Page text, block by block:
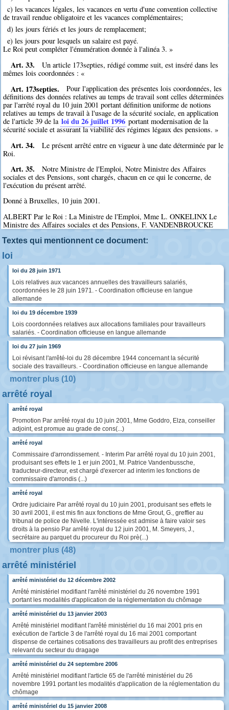
c) les vacances légales, les vacances en vertu d'une convention collective
de travail rendue obligatoire et les vacances complémentaires;
d) les jours fériés et les jours de remplacement;
e) les jours pour lesquels un salaire est payé.
Le Roi peut compléter l'énumération donnée à l'alinéa 3. »
Art. 33.
Un article 173septies, rédigé comme suit, est inséré dans les
mêmes lois coordonnées : «
Art. 173septies.
Pour l'application des présentes lois coordonnées, les
définitions des données relatives au temps de travail sont celles déterminées
par l'arrêté royal du 10 juin 2001 portant définition uniforme de notions
relatives au temps de travail à l'usage de la sécurité sociale, en application
de l'article 39 de la loi du 26 juillet 1996 portant modernisation de la
sécurité sociale et assurant la viabilité des régimes légaux des pensions. »
Art. 34.
Le présent arrêté entre en vigueur à une date déterminée par le
Roi.
Art. 35.
Notre Ministre de l'Emploi, Notre Ministre des Affaires
sociales et des Pensions, sont chargés, chacun en ce qui le concerne, de
l'exécution du présent arrêté.
Donné à Bruxelles, 10 juin 2001.
ALBERT Par le Roi : La Ministre de l'Emploi, Mme L. ONKELINX Le
Ministre des Affaires sociales et des Pensions, F. VANDENBROUCKE
Textes qui mentionnent ce document:
loi
loi du 28 juin 1971
Lois relatives aux vacances annuelles des travailleurs salariés,
coordonnées le 28 juin 1971. - Coordination officieuse en langue
allemande
loi du 19 décembre 1939
Lois coordonnées relatives aux allocations familiales pour travailleurs
salariés. - Coordination officieuse en langue allemande
loi du 27 juin 1969
Loi révisant l'arrêté-loi du 28 décembre 1944 concernant la sécurité
sociale des travailleurs. - Coordination officieuse en langue allemande
montrer plus (10)
arrêté royal
arrêté royal
Promotion Par arrêté royal du 10 juin 2001, Mme Goddro, Elza, conseiller
adjoint, est promue au grade de cons(...)
arrêté royal
Commissaire d'arrondissement. - Interim Par arrêté royal du 10 juin 2001,
produisant ses effets le 1 er juin 2001, M. Patrice Vandenbussche,
traducteur-directeur, est chargé d'exercer ad interim les fonctions de
commissaire d'arrondis (...)
arrêté royal
Ordre judiciaire Par arrêté royal du 10 juin 2001, produisant ses effets le
30 avril 2001, il est mis fin aux fonctions de Mme Grout, G., greffier au
tribunal de police de Nivelle. L'intéressée est admise à faire valoir ses
droits à la pensio Par arrêté royal du 12 juin 2001, M. Smeyers, J.,
secrétaire au parquet du procureur du Roi prè(...)
montrer plus (48)
arrêté ministériel
arrêté ministériel du 12 décembre 2002
Arrêté ministériel modifiant l'arrêté ministériel du 26 novembre 1991
portant les modalités d'application de la réglementation du chômage
arrêté ministériel du 13 janvier 2003
Arrêté ministériel modifiant l'arrêté ministériel du 16 mai 2001 pris en
exécution de l'article 3 de l'arrêté royal du 16 mai 2001 comportant
dispense de certaines cotisations des travailleurs au profit des entreprises
relevant du secteur du dragage
arrêté ministériel du 24 septembre 2006
Arrêté ministériel modifiant l'article 65 de l'arrêté ministériel du 26
novembre 1991 portant les modalités d'application de la réglementation du
chômage
arrêté ministériel du 15 janvier 2008